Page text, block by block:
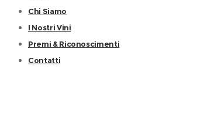
Chi Siamo
I Nostri Vini
Premi & Riconoscimenti
Contatti